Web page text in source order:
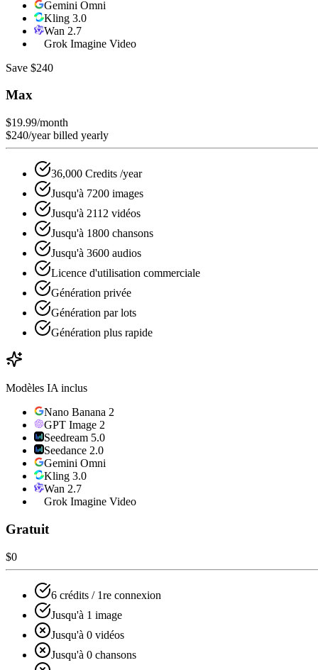
Gemini Omni
Kling 3.0
Wan 2.7
Grok Imagine Video
Save $240
Max
$19.99/month
$240/year billed yearly
36,000 Credits /year
Jusqu'à 7200 images
Jusqu'à 2112 vidéos
Jusqu'à 1800 chansons
Jusqu'à 3600 audios
Licence d'utilisation commerciale
Génération privée
Génération par lots
Génération plus rapide
Modèles IA inclus
Nano Banana 2
GPT Image 2
Seedream 5.0
Seedance 2.0
Gemini Omni
Kling 3.0
Wan 2.7
Grok Imagine Video
Gratuit
$0
6 crédits / 1re connexion
Jusqu'à 1 image
Jusqu'à 0 vidéos
Jusqu'à 0 chansons